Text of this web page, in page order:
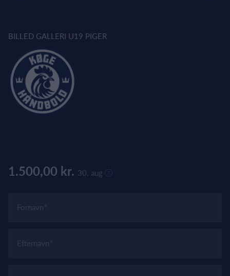
BILLED GALLERI U19 PIGER
1.500,00 kr. 30. aug
Fornavn
Efternavn